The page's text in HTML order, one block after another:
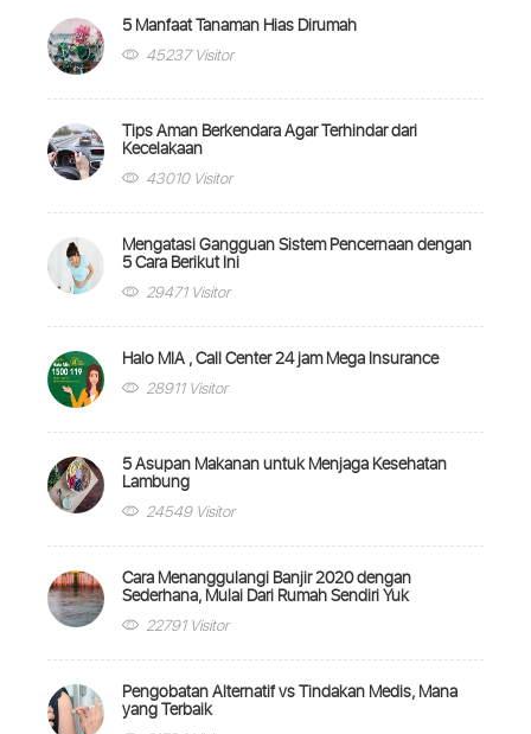
5 Manfaat Tanaman Hias Dirumah
45237 Visitor
Tips Aman Berkendara Agar Terhindar dari
Kecelakaan
43010 Visitor
Mengatasi Gangguan Sistem Pencernaan dengan
5 Cara Berikut Ini
29471 Visitor
Halo MIA , Call Center 24 jam Mega Insurance
28911 Visitor
5 Asupan Makanan untuk Menjaga Kesehatan
Lambung
24549 Visitor
Cara Menanggulangi Banjir 2020 dengan
Sederhana, Mulai Dari Rumah Sendiri Yuk
22791 Visitor
Pengobatan Alternatif vs Tindakan Medis, Mana
yang Terbaik